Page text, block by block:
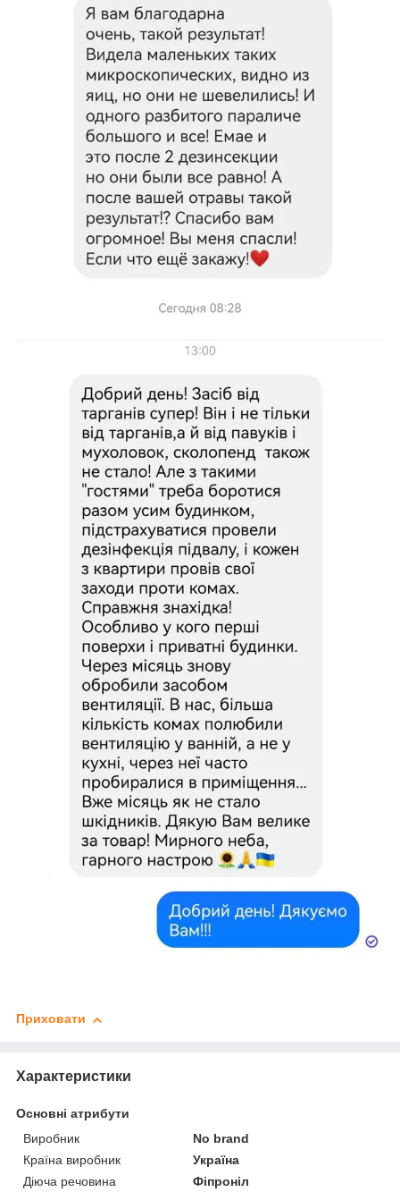
Приховати
Характеристики
Основні атрибути
Виробник
No brand
Країна виробник
Україна
Діюча речовина
Фіпроніл